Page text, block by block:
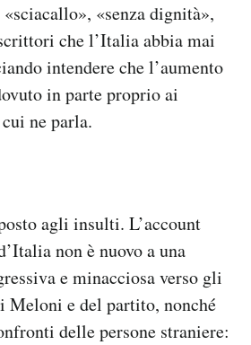
«senza dignità»,
che l’Italia abbia mai
intendere che l’aumento
in parte proprio ai
ne parla.
agli insulti. L’account
non è nuovo a una
e minacciosa verso gli
e del partito, nonché
delle persone straniere: